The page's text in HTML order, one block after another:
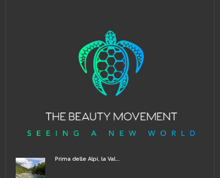
Prima delle Alpi, la Val...